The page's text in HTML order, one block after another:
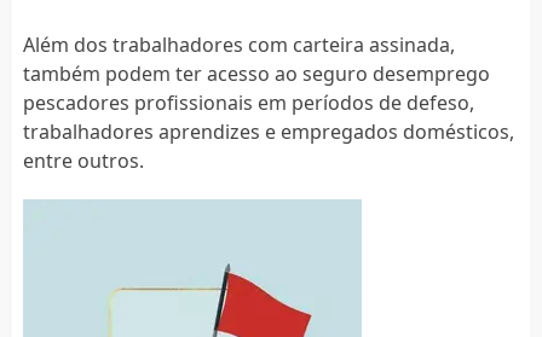
Além dos trabalhadores com carteira assinada,
também podem ter acesso ao seguro desemprego
pescadores profissionais em períodos de defeso,
trabalhadores aprendizes e empregados domésticos,
entre outros.